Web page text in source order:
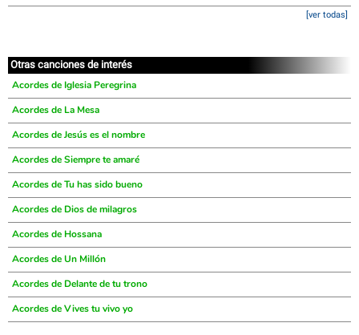
[ver todas]
Otras canciones de interés
Acordes de Iglesia Peregrina
Acordes de La Mesa
Acordes de Jesús es el nombre
Acordes de Siempre te amaré
Acordes de Tu has sido bueno
Acordes de Dios de milagros
Acordes de Hossana
Acordes de Un Millón
Acordes de Delante de tu trono
Acordes de Vives tu vivo yo